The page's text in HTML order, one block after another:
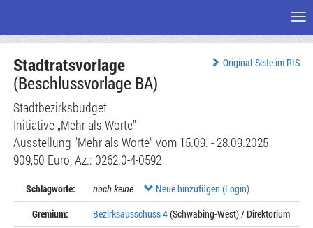
Seiteninhalt
Original-Seite im RIS
Stadtratsvorlage
(Beschlussvorlage BA)
Stadtbezirksbudget
Initiative „Mehr als Worte"
Ausstellung "Mehr als Worte“ vom 15.09. - 28.09.2025
909,50 Euro, Az.: 0262.0-4-0592
Schlagworte: noch keine
Neue hinzufügen (Login)
Gremium:
Bezirksausschuss 4(Schwabing-West) / Direktorium